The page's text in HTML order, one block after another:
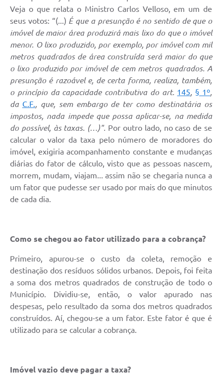
Veja o que relata o Ministro Carlos Velloso, em um de
seus votos: “(...) É que a presunção é no sentido de que o
imóvel de maior área produzirá mais lixo do que o imóvel
menor. O lixo produzido, por exemplo, por imóvel com mil
metros quadrados de área construída será maior do que
o lixo produzido por imóvel de cem metros quadrados. A
presunção é razoável e, de certa forma, realiza, também,
o princípio da capacidade contributiva do art. 145,§ 1º,
da C.F., que, sem embargo de ter como destinatária os
impostos, nada impede que possa aplicar-se, na medida
do possível, às taxas. (…)". Por outro lado, no caso de se
calcular o valor da taxa pelo número de moradores do
imóvel, exigiria acompanhamento constante e mudanças
diárias do fator de cálculo, visto que as pessoas nascem,
morrem, mudam, viajam... assim não se chegaria nunca a
um fator que pudesse ser usado por mais do que minutos
de cada dia.
Como se chegou ao fator utilizado para a cobrança?
Primeiro, apurou-se o custo da coleta, remoção e
destinação dos resíduos sólidos urbanos. Depois, foi feita
a soma dos metros quadrados de construção de todo o
Município. Dividiu-se, então, o valor apurado nas
despesas, pelo resultado da soma dos metros quadrados
construídos. Aí, chegou-se a um fator. Este fator é que é
utilizado para se calcular a cobrança.
Imóvel vazio deve pagar a taxa?